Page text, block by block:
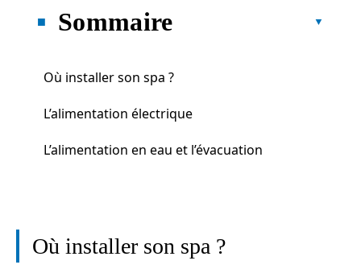
Sommaire
Où installer son spa ?
L’alimentation électrique
L’alimentation en eau et l’évacuation
Où installer son spa ?